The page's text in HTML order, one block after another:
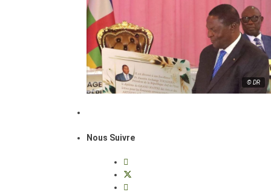
© DR
Nous Suivre